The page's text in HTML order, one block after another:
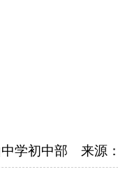
学初中部 来源